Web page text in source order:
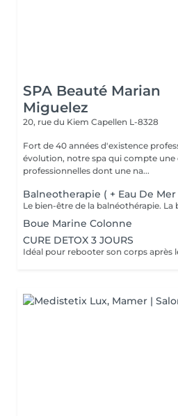
SPA Beauté Marian
Miguelez
20, rue du Kiem Capellen L-8328
Fort de 40 années d'existence
évolution, notre spa qui compte une
professionnelles dont une na...
Balneotherapie ( + Eau De Mer
Boue Marine Colonne
CURE DETOX 3 JOURS